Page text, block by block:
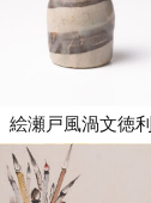
絵瀬戸風渦文徳利